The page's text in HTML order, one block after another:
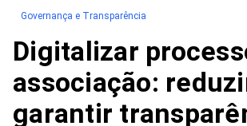
Governança e Transparência
Digitalizar
associação:
garantir